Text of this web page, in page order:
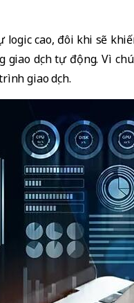
cao, đôi khi sẽ
dịch tự động. Vì
giao dịch.